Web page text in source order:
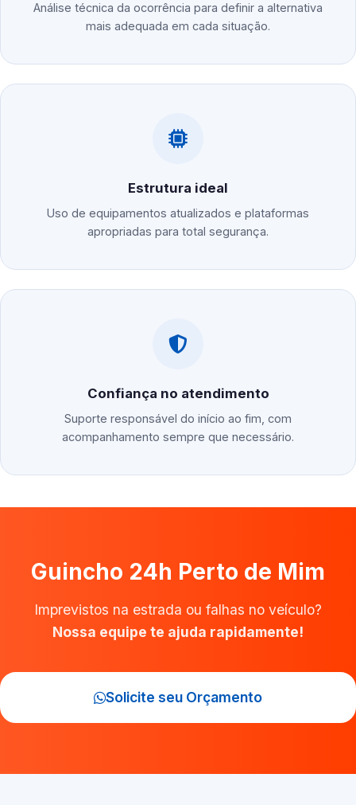
Análise técnica da ocorrência para definir a alternativa
mais adequada em cada situação.
Estrutura ideal
Uso de equipamentos atualizados e plataformas
apropriadas para total segurança.
Confiança no atendimento
Suporte responsável do início ao fim, com
acompanhamento sempre que necessário.
Guincho 24h Perto de Mim
Imprevistos na estrada ou falhas no veículo?
Nossa equipe te ajuda rapidamente!
Solicite seu Orçamento